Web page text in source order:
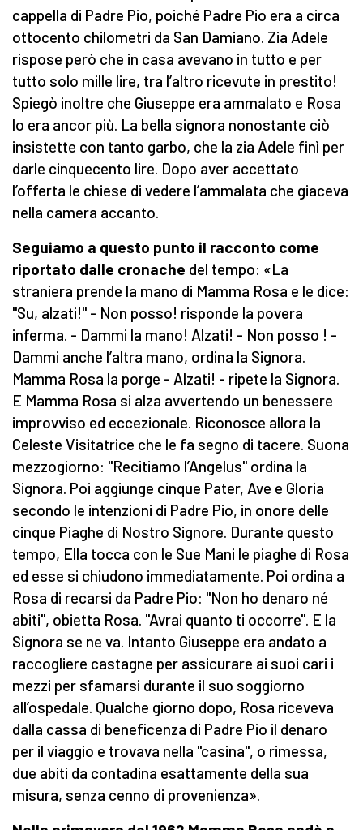
cappella di Padre Pio, poiché Padre Pio era a circa
ottocento chilometri da San Damiano. Zia Adele
rispose però che in casa avevano in tutto e per
tutto solo mille lire, tra l’altro ricevute in prestito!
Spiegò inoltre che Giuseppe era ammalato e Rosa
lo era ancor più. La bella signora nonostante ciò
insistette con tanto garbo, che la zia Adele finì per
darle cinquecento lire. Dopo aver accettato
l’offerta le chiese di vedere l’ammalata che giaceva
nella camera accanto.
Seguiamo a questo punto il racconto come
riportato dalle cronache del tempo: «La
straniera prende la mano di Mamma Rosa e le dice:
"Su, alzati!" - Non posso! risponde la povera
inferma. - Dammi la mano! Alzati! - Non posso ! -
Dammi anche l’altra mano, ordina la Signora.
Mamma Rosa la porge - Alzati! - ripete la Signora.
E Mamma Rosa si alza avvertendo un benessere
improvviso ed eccezionale. Riconosce allora la
Celeste Visitatrice che le fa segno di tacere. Suona
mezzogiorno: "Recitiamo l’Angelus" ordina la
Signora. Poi aggiunge cinque Pater, Ave e Gloria
secondo le intenzioni di Padre Pio, in onore delle
cinque Piaghe di Nostro Signore. Durante questo
tempo, Ella tocca con le Sue Mani le piaghe di Rosa
ed esse si chiudono immediatamente. Poi ordina a
Rosa di recarsi da Padre Pio: "Non ho denaro né
abiti", obietta Rosa. "Avrai quanto ti occorre". E la
Signora se ne va. Intanto Giuseppe era andato a
raccogliere castagne per assicurare ai suoi cari i
mezzi per sfamarsi durante il suo soggiorno
all’ospedale. Qualche giorno dopo, Rosa riceveva
dalla cassa di beneficenza di Padre Pio il denaro
per il viaggio e trovava nella "casina", o rimessa,
due abiti da contadina esattamente della sua
misura, senza cenno di provenienza».